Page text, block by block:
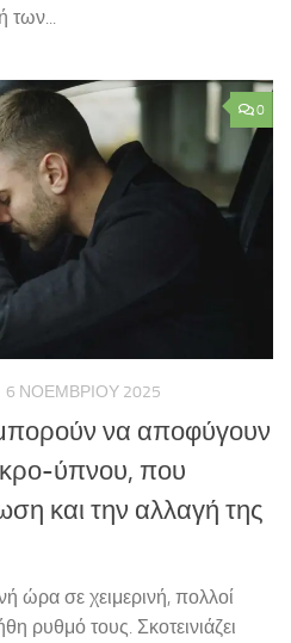
των...
0
6 ΝΟΕΜΒΡΊΟΥ 2025
να αποφύγουν
ύπνου, που
και την αλλαγή της
ώρα σε χειμερινή, πολλοί
ρυθμό τους. Σκοτεινιάζει